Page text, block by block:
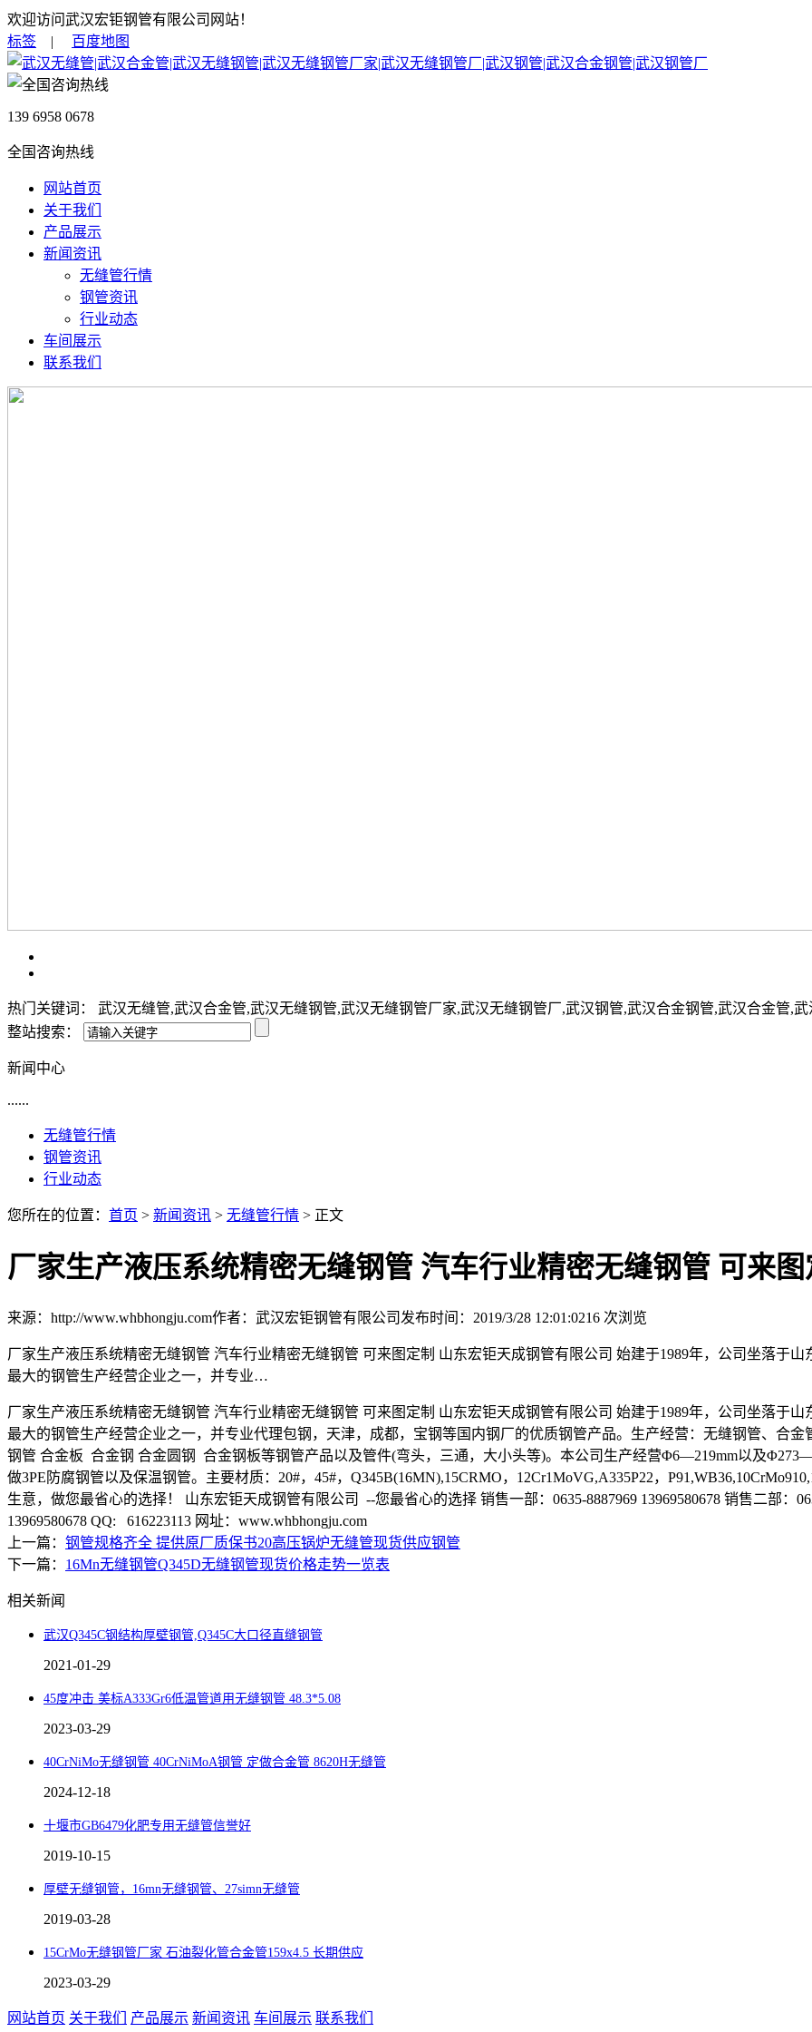
欢迎访问武汉宏钜钢管有限公司网站！
标签 | 百度地图
139 6958 0678
全国咨询热线
网站首页
关于我们
产品展示
新闻资讯
无缝管行情
钢管资讯
行业动态
车间展示
联系我们
热门关键词： 武汉无缝管,武汉合金管,武汉无缝钢管,武汉无缝钢管厂家,武汉无缝钢管厂,武汉钢管,武汉合金钢管,武汉合金管,武
整站搜索：
新闻中心
......
无缝管行情
钢管资讯
行业动态
您所在的位置： 首页 > 新闻资讯 > 无缝管行情 > 正文
厂家生产液压系统精密无缝钢管 汽车行业精密无缝钢管 可来图
来源：http://www.whbhongju.com作者：武汉宏钜钢管有限公司 发布时间：2019/3/28 12:01:0216 次浏览
厂家生产液压系统精密无缝钢管 汽车行业精密无缝钢管 可来图定制 山东宏钜天成钢管有限公司 始建于1989年，公司坐落于
最大的钢管生产经营企业之一，并专业…
厂家生产液压系统精密无缝钢管 汽车行业精密无缝钢管 可来图定制 山东宏钜天成钢管有限公司 始建于1989年，公司坐落于
最大的钢管生产经营企业之一，并专业代理包钢，天津，成都，宝钢等国内钢厂的优质钢管产品。生产经营：无缝钢管、合
钢管 合金板 合金钢 合金圆钢 合金钢板等钢管产品以及管件(弯头，三通，大小头等)。本公司生产经营Φ6—219mm以及
做3PE防腐钢管以及保温钢管。主要材质：20#，45#，Q345B(16MN),15CRMO，12Cr1MoVG,A335P22，
生意，做您最省心的选择！ 山东宏钜天成钢管有限公司 --您最省心的选择 销售一部：0635-8887969 13969580678 销售二部：
13969580678 QQ: 616223113 网址：www.whbhongju.com
上一篇： 钢管规格齐全 提供原厂质保书20高压锅炉无缝管现货供应钢管
下一篇： 16Mn无缝钢管Q345D无缝钢管现货价格走势一览表
相关新闻
武汉Q345C钢结构厚壁钢管,Q345C大口径直缝钢管
2021-01-29
45度冲击 美标A333Gr6低温管道用无缝钢管 48.3*5.08
2023-03-29
40CrNiMo无缝钢管 40CrNiMoA钢管 定做合金管 8620H无缝管
2024-12-18
十堰市GB6479化肥专用无缝管信誉好
2019-10-15
厚壁无缝钢管，16mn无缝钢管、27simn无缝管
2019-03-28
15CrMo无缝钢管厂家 石油裂化管合金管159x4.5 长期供应
2023-03-29
网站首页 关于我们 产品展示 新闻资讯 车间展示 联系我们